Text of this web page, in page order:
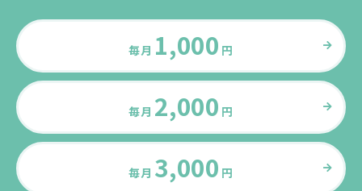
毎月 1,000 円
毎月 2,000 円
毎月 3,000 円